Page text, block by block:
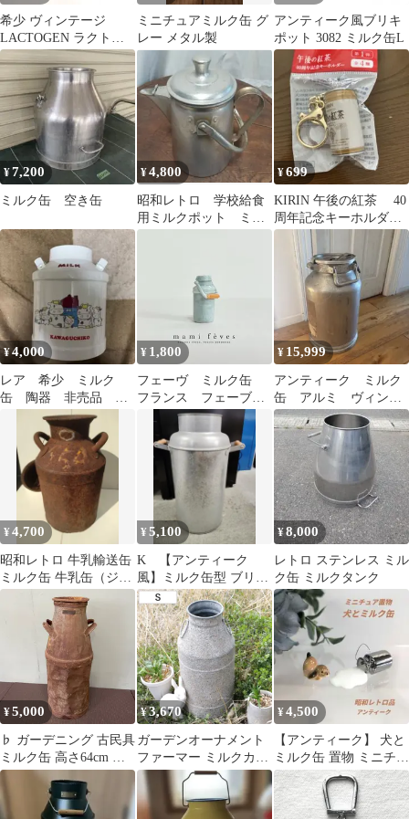
希少 ヴィンテージ
LACTOGEN ラクトゲ
ン 粉 ミルク缶 レトロ
ミニチュアミルク缶 グ
レー メタル製
アンティーク風ブリキ
ポット 3082 ミルク缶L
¥7,200
ミルク缶 空き缶
¥4,800
昭和レトロ 学校給食
用ミルクポット ミル
¥699
KIRIN 午後の紅茶 40
周年記念キーホルダ
ー ミルクティー 缶
¥4,000
レア 希少 ミルク
缶 陶器 非売品 レ
トロ 花瓶 アンティ
ーク ヴィンテージ
¥ 1,800
フェーヴ ミルク缶
フランス フェーブ
ミニチュア陶器 m-
¥ 15,999
アンティーク ミルク
缶 アルミ ヴィンテ
ージ 米びつ 大きいで
す♪
¥4,700
昭和レトロ 牛乳輸送缶
ミルク缶 牛乳缶（ジャ
ンクガーデン）
¥5,100
K ​【アンティーク
風】ミルク缶型 ブリキ
缶 傘立て ゴミ箱 イン
テリア レトロ
¥8,000
レトロ ステンレス ミル
ク缶 ミルクタンク
¥5,000
♭ ガーデニング 古民具
ミルク缶 高さ64cm 牛
乳缶 昭和レトロ アンテ
ィーク（g）
¥3,670
ガーデンオーナメント
ファーマー ミルクカン
S （ オーナメント 花瓶
花びん スワッグ 収納
花器 ポット アイアン
¥4,500
【アンティーク】 犬と
ミルク缶 置物 ミニチュ
ア 陶器【昭和レトロ】